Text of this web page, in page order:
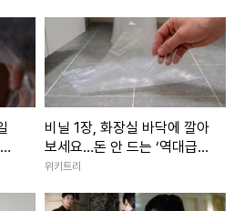
비닐 1장, 화장실 바닥에 깔아
보세요…돈 안 드는 ‘역대급
꼼수’ 발견
위키트리